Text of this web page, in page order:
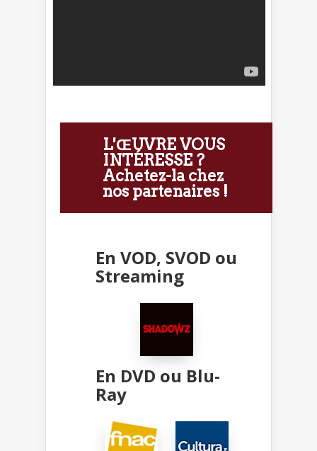
L'ŒUVRE VOUS
INTÉRESSE ?
Achetez-la chez
nos partenaires !
En VOD, SVOD ou
Streaming
En DVD ou Blu-
Ray